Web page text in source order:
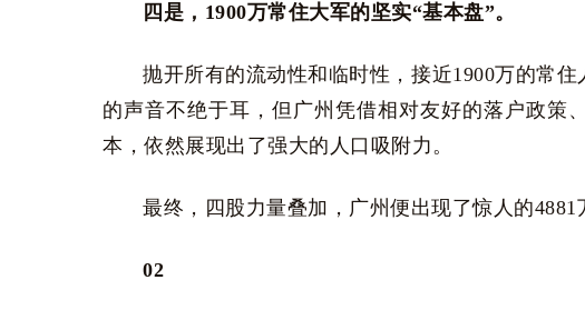
四是，1900万常住大军的坚实“基本盘”。
抛开所有的流动性和临时性，接近1900万的常
的声音不绝于耳，但广州凭借相对友好的落户政策
本，依然展现出了强大的人口吸附力。
最终，四股力量叠加，广州便出现了惊人的4881
02